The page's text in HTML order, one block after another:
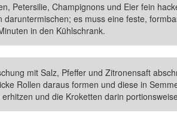
Petersilie, Champignons und Eier fein
daruntermischen; es muss eine feste,
in den Kühlschrank.
mit Salz, Pfeffer und Zitronensaft
Rollen daraus formen und diese in
erhitzen und die Kroketten darin